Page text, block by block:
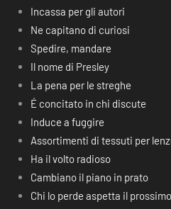
Incassa per gli autori
Ne capitano di curiosi
Spedire, mandare
Il nome di Presley
La pena per le streghe
É concitato in chi discute
Induce a fuggire
Assortimenti di tessuti per
Ha il volto radioso
Cambiano il piano in prato
Chi lo perde aspetta il prossimo